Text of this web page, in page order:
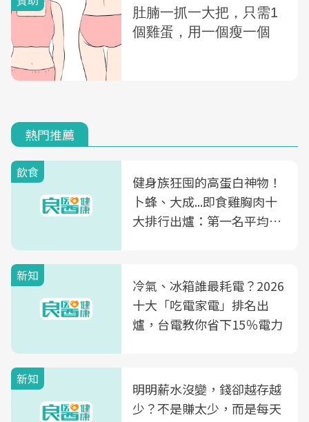
熱門推薦
飲食
健身族狂囤的高蛋白神物！
卜蜂、大成...即食雞胸肉十
大排行出爐：第一名平均一
新知
冷氣、冰箱誰最耗電？2026
十大「吃電家電」排名出
爐，台電教你省下15％電力
新知
明明薪水沒變，錢卻越存越
少？不是賺太少，而是每天